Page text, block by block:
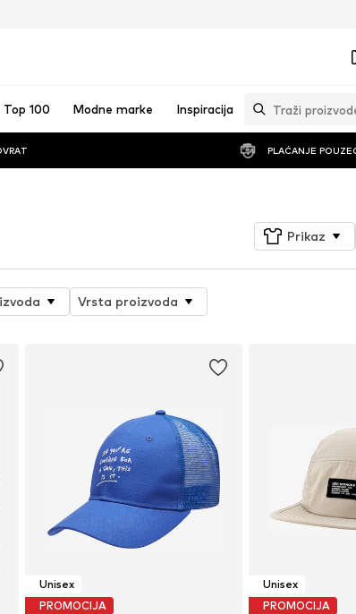
Top 100 Modne marke Inspiracija
PLAĆANJE
Prikaz
Vrsta proizvoda
Unisex
PROMOCIJA
Unisex
PROMOCIJA